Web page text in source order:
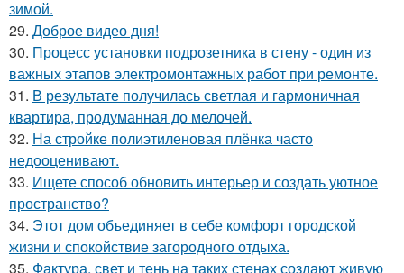
зимой.
29. Доброе видео дня!
30. Процесс установки подрозетника в стену - один из
важных этапов электромонтажных работ при ремонте.
31. В результате получилась светлая и гармоничная
квартира, продуманная до мелочей.
32. На стройке полиэтиленовая плёнка часто
недооценивают.
33. Ищете способ обновить интерьер и создать уютное
пространство?
34. Этот дом объединяет в себе комфорт городской
жизни и спокойствие загородного отдыха.
35. Фактура, свет и тень на таких стенах создают живую